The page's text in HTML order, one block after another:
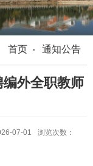
首页 通知公告
编外全职教师
07-01
浏览次数：